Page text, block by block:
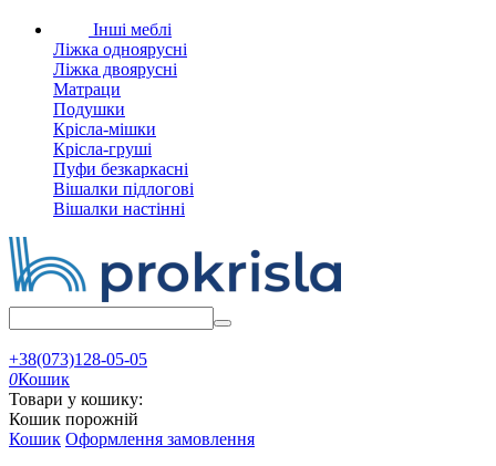
Інші меблі
Ліжка одноярусні
Ліжка двоярусні
Матраци
Подушки
Крісла-мішки
Крісла-груші
Пуфи безкаркасні
Вішалки підлогові
Вішалки настінні
+38(073)128-05-05
0Кошик
Товари у кошику:
Кошик порожній
Кошик Оформлення замовлення